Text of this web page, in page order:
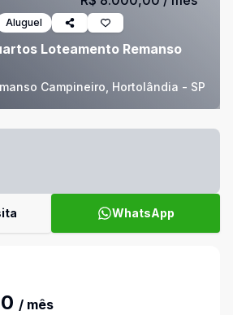
Aluguel
Loteamento Remanso
Campineiro, Hortolândia - SP
WhatsApp
/ mês